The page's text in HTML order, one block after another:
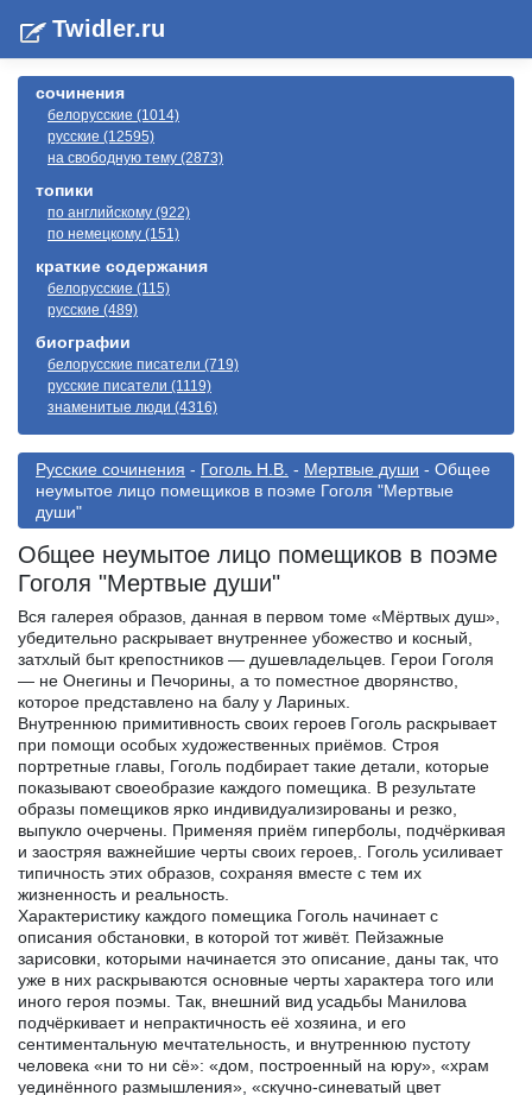
Twidler.ru
сочинения
белорусские (1014)
русские (12595)
на свободную тему (2873)
топики
по английскому (922)
по немецкому (151)
краткие содержания
белорусские (115)
русские (489)
биографии
белорусские писатели (719)
русские писатели (1119)
знаменитые люди (4316)
Русские сочинения - Гоголь Н.В. - Мертвые души - Общее
неумытое лицо помещиков в поэме Гоголя "Мертвые
души"
Общее неумытое лицо помещиков в поэме
Гоголя "Мертвые души"
Вся галерея образов, данная в первом томе «Мёртвых душ»,
убедительно раскрывает внутреннее убожество и косный,
затхлый быт крепостников — душевладельцев. Герои Гоголя
— не Онегины и Печорины, а то поместное дворянство,
которое представлено на балу у Лариных.
Внутреннюю примитивность своих героев Гоголь раскрывает
при помощи особых художественных приёмов. Строя
портретные главы, Гоголь подбирает такие детали, которые
показывают своеобразие каждого помещика. В результате
образы помещиков ярко индивидуализированы и резко,
выпукло очерчены. Применяя приём гиперболы, подчёркивая
и заостряя важнейшие черты своих героев,. Гоголь усиливает
типичность этих образов, сохраняя вместе с тем их
жизненность и реальность.
Характеристику каждого помещика Гоголь начинает с
описания обстановки, в которой тот живёт. Пейзажные
зарисовки, которыми начинается это описание, даны так, что
уже в них раскрываются основные черты характера того или
иного героя поэмы. Так, внешний вид усадьбы Манилова
подчёркивает и непрактичность её хозяина, и его
сентиментальную мечтательность, и внутреннюю пустоту
человека «ни то ни сё»: «дом, построенный на юру», «храм
уединённого размышления», «скучно-синеватый цвет